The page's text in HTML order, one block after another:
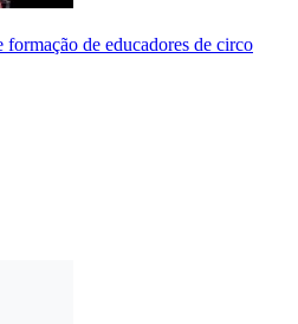
de educadores de circo